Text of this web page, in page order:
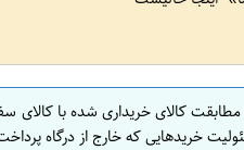
کالای خریداری شده با
خریدهایی که خارج از درگاه